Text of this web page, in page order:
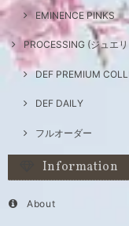
EMINENCE PINKS
PROCESSING (ジュエリ
DEF PREMIUM
DEF DAILY
フルオーダー
Information
About